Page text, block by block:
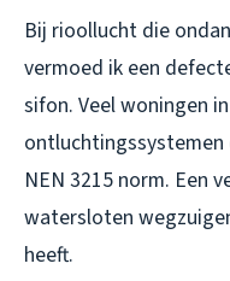
Bij rioollucht die
vermoed ik een
sifon. Veel woningen
NEN 3215 norm. Een
watersloten
heeft.